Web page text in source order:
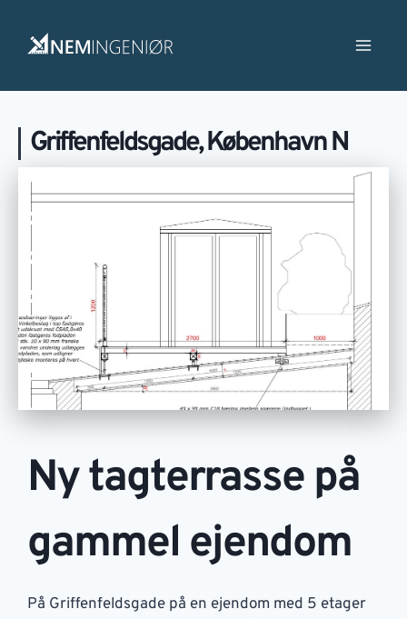
Griffenfeldsgade, København N
Ny tagterrasse på
gammel ejendom
På Griffenfeldsgade på en ejendom med 5 etager